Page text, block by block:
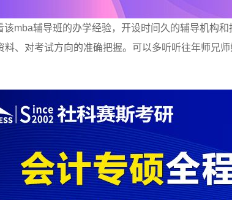
mba辅导班的办学经验，开设时间久的辅导机构
、对考试方向的准确把握。可以多听听往年师兄